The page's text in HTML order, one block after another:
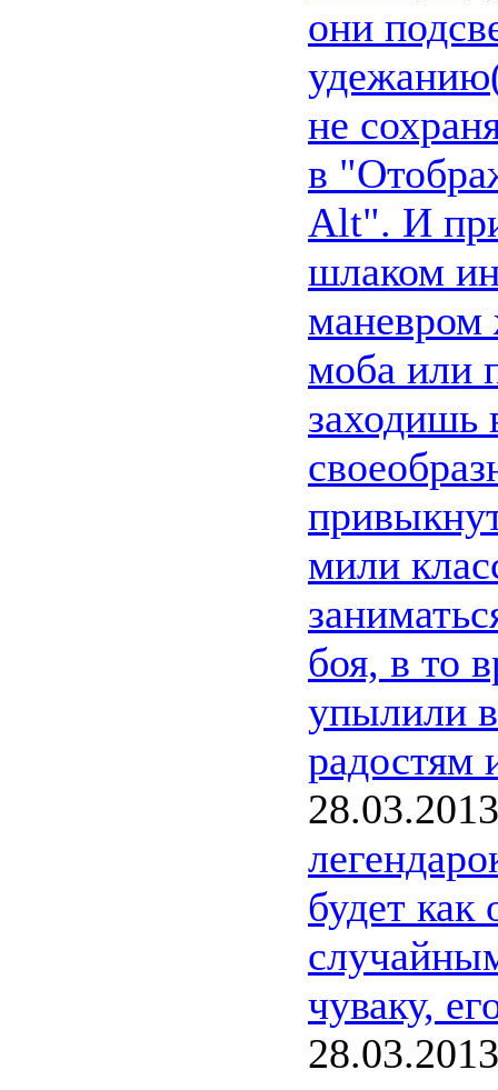
они
не
в
Alt". И
шлаком
маневром
моба или
заходишь
мили
боя, в то
упылили
радостям
28.03.2013
будет
чуваку,
28.03.2013